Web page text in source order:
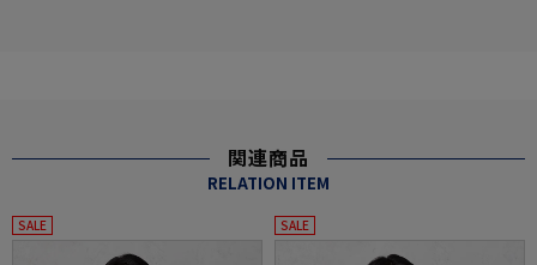
関連商品
RELATION ITEM
SALE SALE